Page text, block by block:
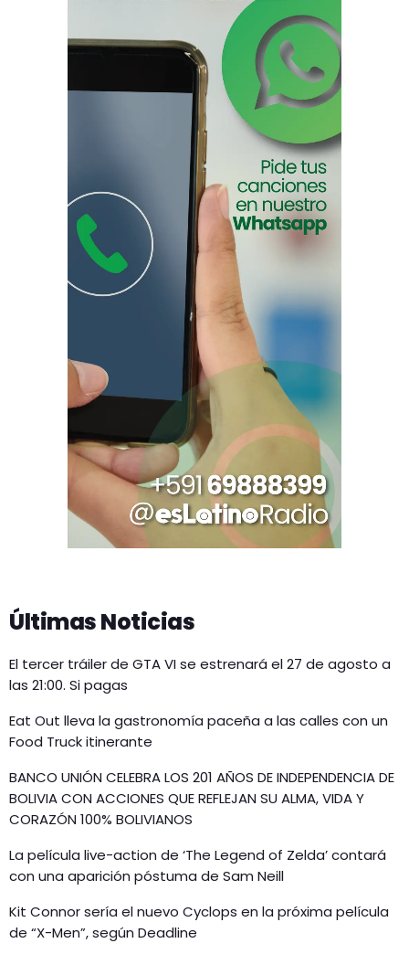
Últimas Noticias
El tercer tráiler de GTA VI se estrenará el 27 de agosto a
las 21:00. Si pagas
Eat Out lleva la gastronomía paceña a las calles con un
Food Truck itinerante
BANCO UNIÓN CELEBRA LOS 201 AÑOS DE INDEPENDENCIA DE
BOLIVIA CON ACCIONES QUE REFLEJAN SU ALMA, VIDA Y
CORAZÓN 100% BOLIVIANOS
La película live-action de ‘The Legend of Zelda’ contará
con una aparición póstuma de Sam Neill
Kit Connor sería el nuevo Cyclops en la próxima película
de “X-Men”, según Deadline